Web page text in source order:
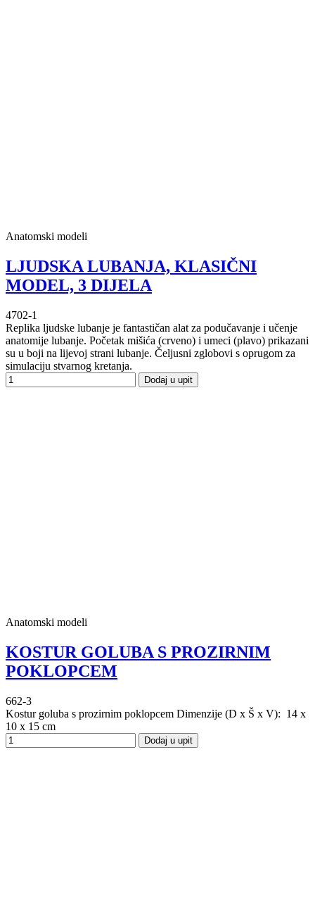
Anatomski modeli
LJUDSKA LUBANJA, KLASIČNI
MODEL, 3 DIJELA
4702-1
Replika ljudske lubanje je fantastičan alat za podučavanje i učenje
anatomije lubanje. Početak mišića (crveno) i umeci (plavo) prikazani
su u boji na lijevoj strani lubanje. Čeljusni zglobovi s oprugom za
simulaciju stvarnog kretanja.
Dodaj u upit
Anatomski modeli
KOSTUR GOLUBA S PROZIRNIM
POKLOPCEM
662-3
Kostur goluba s prozirnim poklopcem Dimenzije (D x Š x V): 14 x
10 x 15 cm
Dodaj u upit